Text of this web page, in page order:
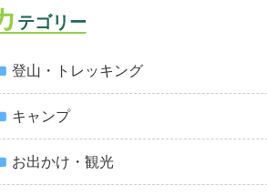
テゴリー
登山・トレッキング
キャンプ
お出かけ・観光